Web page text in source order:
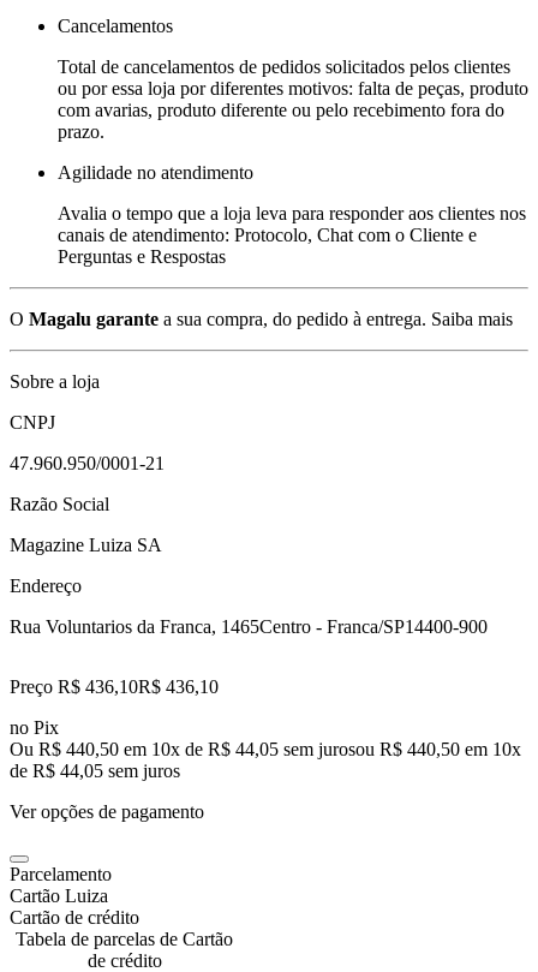
Cancelamentos
Total de cancelamentos de pedidos solicitados pelos clientes
ou por essa loja por diferentes motivos: falta de peças, produto
com avarias, produto diferente ou pelo recebimento fora do
prazo.
Agilidade no atendimento
Avalia o tempo que a loja leva para responder aos clientes nos
canais de atendimento: Protocolo, Chat com o Cliente e
Perguntas e Respostas
O Magalu garante a sua compra, do pedido à entrega. Saiba mais
Sobre a loja
CNPJ
47.960.950/0001-21
Razão Social
Magazine Luiza SA
Endereço
Rua Voluntarios da Franca, 1465Centro - Franca/SP14400-900
Preço R$ 436,10R$ 436,10
no Pix
Ou R$ 440,50 em 10x de R$ 44,05 sem jurosou R$ 440,50 em 10x
de R$ 44,05 sem juros
Ver opções de pagamento
Parcelamento
Cartão Luiza
Cartão de crédito
Tabela de parcelas de Cartão
de crédito